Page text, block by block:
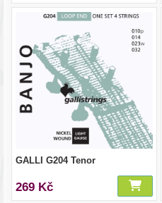
GALLI G204 Tenor
269 Kč